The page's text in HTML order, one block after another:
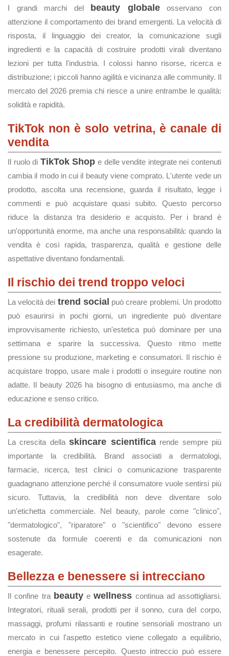
I grandi marchi del beauty globaleosservano con
attenzione il comportamento dei brand emergenti. La velocità di
risposta, il linguaggio dei creator, la comunicazione sugli
ingredienti e la capacità di costruire prodotti virali diventano
lezioni per tutta l'industria. I colossi hanno risorse, ricerca e
distribuzione; i piccoli hanno agilità e vicinanza alle community. Il
mercato del 2026 premia chi riesce a unire entrambe le qualità:
solidità e rapidità.
TikTok non è solo vetrina, è canale di
vendita
Il ruolo di TikTok Shop e delle vendite integrate nei contenuti
cambia il modo in cui il beauty viene comprato. L'utente vede un
prodotto, ascolta una recensione, guarda il risultato, legge i
commenti e può acquistare quasi subito. Questo percorso
riduce la distanza tra desiderio e acquisto. Per i brand è
un'opportunità enorme, ma anche una responsabilità: quando la
vendita è così rapida, trasparenza, qualità e gestione delle
aspettative diventano fondamentali.
Il rischio dei trend troppo veloci
La velocità dei trend social può creare problemi. Un prodotto
può esaurirsi in pochi giorni, un ingrediente può diventare
improvvisamente richiesto, un'estetica può dominare per una
settimana e sparire la successiva. Questo ritmo mette
pressione su produzione, marketing e consumatori. Il rischio è
acquistare troppo, usare male i prodotti o inseguire routine non
adatte. Il beauty 2026 ha bisogno di entusiasmo, ma anche di
educazione e senso critico.
La credibilità dermatologica
La crescita dellaskincare scientificarende sempre più
importante la credibilità. Brand associati a dermatologi,
farmacie, ricerca, test clinici o comunicazione trasparente
guadagnano attenzione perché il consumatore vuole sentirsi più
sicuro. Tuttavia, la credibilità non deve diventare solo
un'etichetta commerciale. Nel beauty, parole come "clinico",
"dermatologico", "riparatore" o "scientifico" devono essere
sostenute da formule coerenti e da comunicazioni non
esagerate.
Bellezza e benessere si intrecciano
Il confine tra beautyewellness continua ad assottigliarsi.
Integratori, rituali serali, prodotti per il sonno, cura del corpo,
massaggi, profumi rilassanti e routine sensoriali mostrano un
mercato in cui l'aspetto estetico viene collegato a equilibrio,
energia e benessere percepito. Questo intreccio può essere